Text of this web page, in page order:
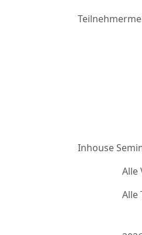
Inhouse
Alle
Alle